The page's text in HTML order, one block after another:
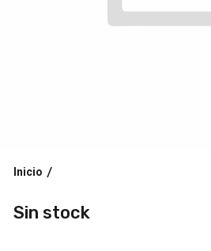
Inicio /
Sin stock